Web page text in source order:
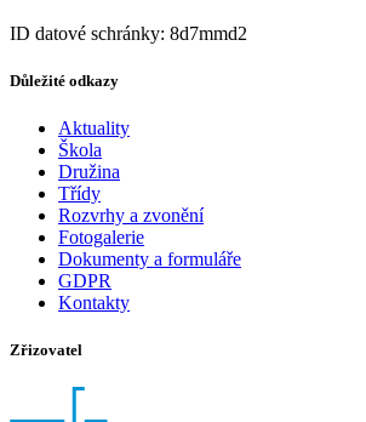
ID datové schránky: 8d7mmd2
Důležité odkazy
Aktuality
Škola
Družina
Třídy
Rozvrhy a zvonění
Fotogalerie
Dokumenty a formuláře
GDPR
Kontakty
Zřizovatel